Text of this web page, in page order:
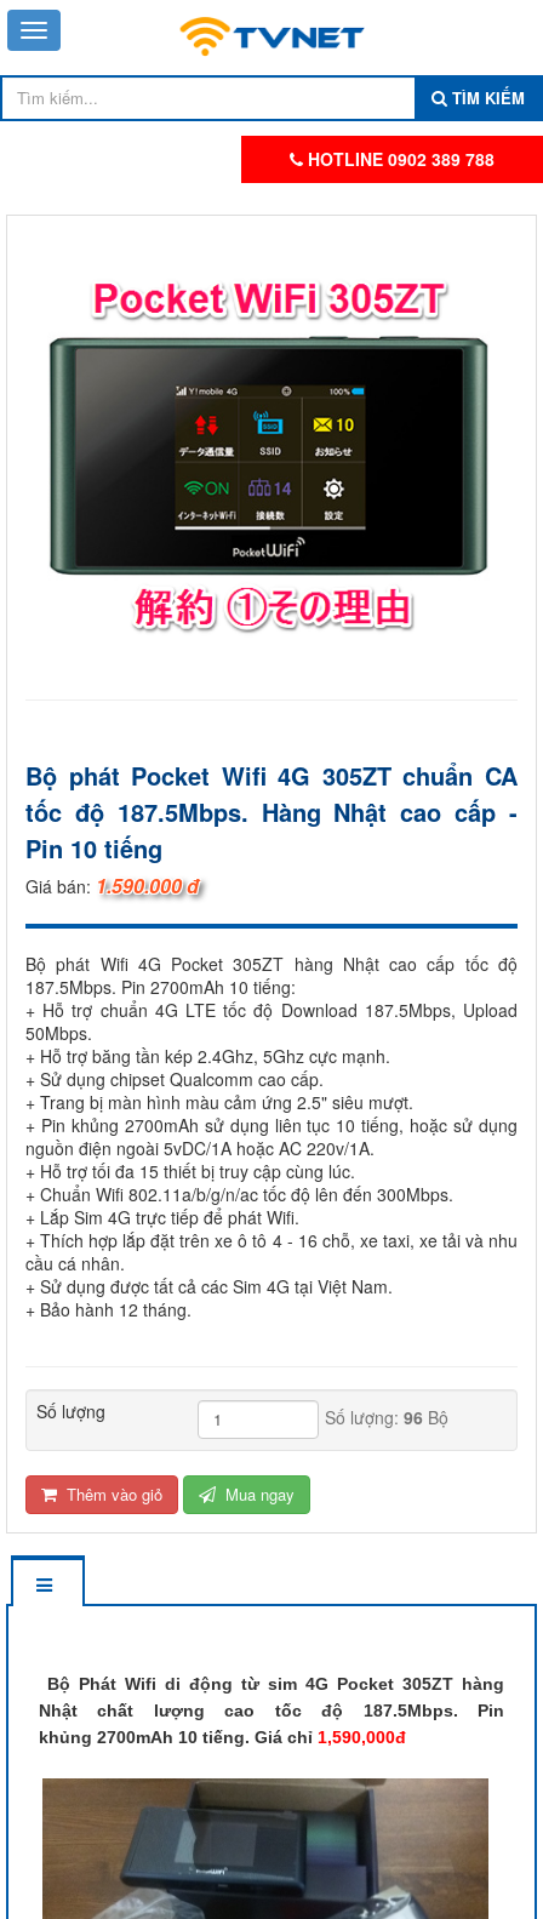
TÌM KIẾM
HOTLINE 0902 389 788
Bộ phát Pocket Wifi 4G 305ZT chuẩn CA
tốc độ 187.5Mbps. Hàng Nhật cao cấp -
Pin 10 tiếng
Giá bán: 1.590.000 đ
Bộ phát Wifi 4G Pocket 305ZT hàng Nhật cao cấp tốc độ
187.5Mbps. Pin 2700mAh 10 tiếng:
+ Hỗ trợ chuẩn 4G LTE tốc độ Download 187.5Mbps, Upload
50Mbps.
+ Hỗ trợ băng tần kép 2.4Ghz, 5Ghz cực mạnh.
+ Sử dụng chipset Qualcomm cao cấp.
+ Trang bị màn hình màu cảm ứng 2.5" siêu mượt.
+ Pin khủng 2700mAh sử dụng liên tục 10 tiếng, hoặc sử dụng
nguồn điện ngoài 5vDC/1A hoặc AC 220v/1A.
+ Hỗ trợ tối đa 15 thiết bị truy cập cùng lúc.
+ Chuẩn Wifi 802.11a/b/g/n/ac tốc độ lên đến 300Mbps.
+ Lắp Sim 4G trực tiếp để phát Wifi.
+ Thích hợp lắp đặt trên xe ô tô 4 - 16 chỗ, xe taxi, xe tải và nhu
cầu cá nhân.
+ Sử dụng được tất cả các Sim 4G tại Việt Nam.
+ Bảo hành 12 tháng.
Số lượng Số lượng: 96Bộ
Thêm vào giỏ Mua ngay
Bộ Phát Wifi di động từ sim 4G Pocket 305ZT hàng
Nhật chất lượng cao tốc độ 187.5Mbps. Pin
khủng 2700mAh 10 tiếng. Giá chỉ 1,590,000đ